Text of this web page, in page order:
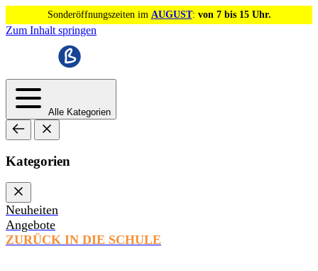
Sonderöffnungszeiten im AUGUST: von 7 bis 15 Uhr.
Zum Inhalt springen
Alle Kategorien
Kategorien
Neuheiten
Angebote
ZURÜCK IN DIE SCHULE